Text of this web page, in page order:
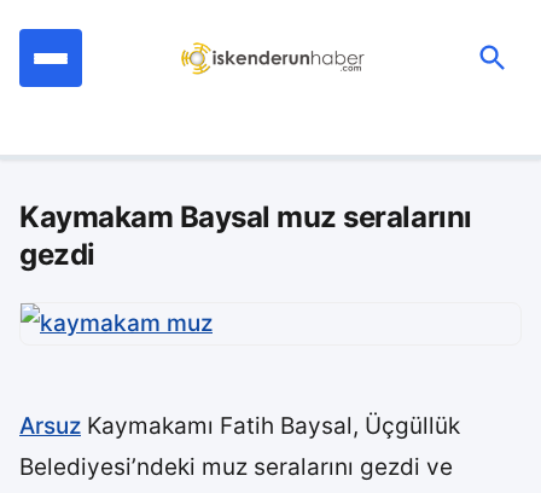
Kaymakam Baysal muz seralarını
gezdi
Arsuz Kaymakamı Fatih Baysal, Üçgüllük
Belediyesi’ndeki muz seralarını gezdi ve